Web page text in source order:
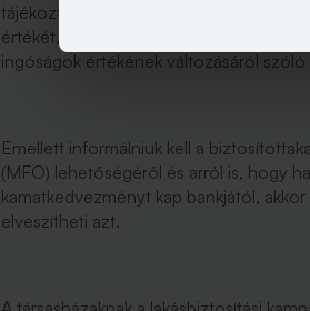
tájékoztatniuk kell ügyfeleiket arról,
értékét, s célszerű aktívan bevonni az
ingóságok értékének változásáról szóló
Emellett informálniuk kell a
(MFO) lehetőségéről és arról is, hogy
kamatkedvezményt kap bankjától,
elveszítheti azt.